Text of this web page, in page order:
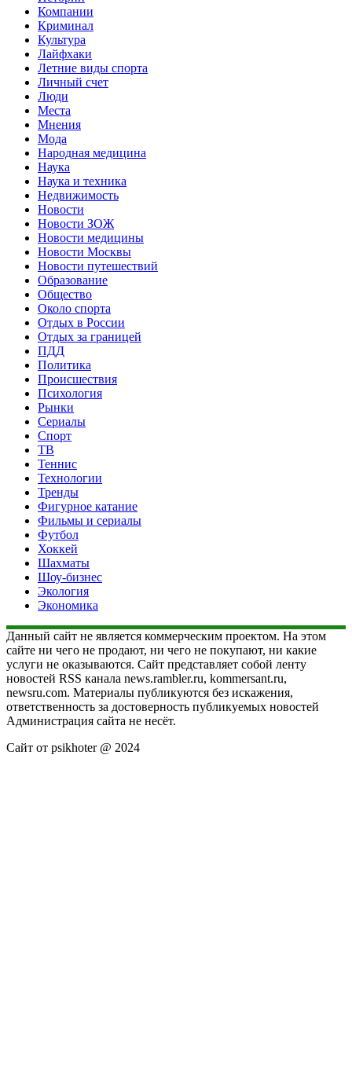
Компании
Криминал
Культура
Лайфхаки
Летние виды спорта
Личный счет
Люди
Места
Мнения
Мода
Народная медицина
Наука
Наука и техника
Недвижимость
Новости
Новости ЗОЖ
Новости медицины
Новости Москвы
Новости путешествий
Образование
Общество
Около спорта
Отдых в России
Отдых за границей
ПДД
Политика
Происшествия
Психология
Рынки
Сериалы
Спорт
ТВ
Теннис
Технологии
Тренды
Фигурное катание
Фильмы и сериалы
Футбол
Хоккей
Шахматы
Шоу-бизнес
Экология
Экономика
Данный сайт не является коммерческим проектом. На этом
сайте ни чего не продают, ни чего не покупают, ни какие
услуги не оказываются. Сайт представляет собой ленту
новостей RSS канала news.rambler.ru, kommersant.ru,
newsru.com. Материалы публикуются без искажения,
ответственность за достоверность публикуемых новостей
Администрация сайта не несёт.
Сайт от psikhoter @ 2024